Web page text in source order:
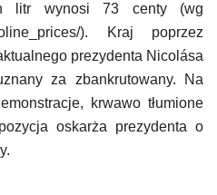
litr wynosi 73 centy (wg
). Kraj poprzez
prezydenta Nicolása
za zbankrutowany. Na
krwawo tłumione
oskarża prezydenta o